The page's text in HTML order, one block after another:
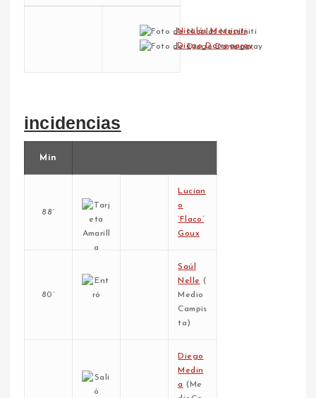
Nicolás Messiniti
Diego Dorregaray
incidencias
Min
88´
Lucian
o
‘Flaco’
Goux
80´
Saúl
Nelle (
Medio
Campis
ta)
Diego
Medin
a (Me